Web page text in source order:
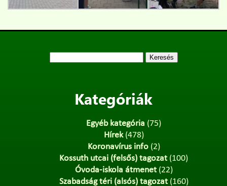
Kategóriák
Egyéb kategória (75)
Hírek(478)
Koronavírus info(2)
Kossuth utcai (felsős) tagozat(100)
Óvoda-iskola átmenet(22)
Szabadság téri (alsós) tagozat(160)